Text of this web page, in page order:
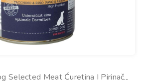
Selected Meat Ćuretina I Pirinač